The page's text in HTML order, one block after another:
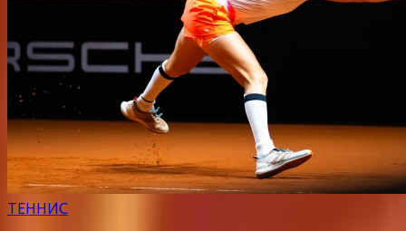
ТЕННИС